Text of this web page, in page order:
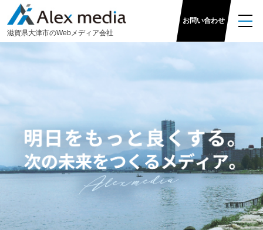
滋賀県大津市のWebメディア会社
お問い合わせ